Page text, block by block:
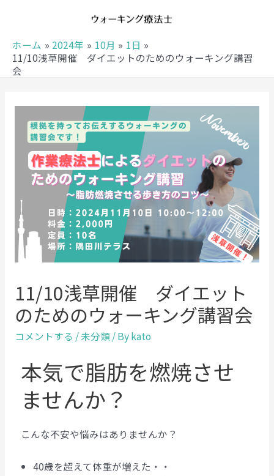
ホーム 2024年 10月
1日
11/10浅草開催 ダイエットのためのウォーキング講習
会
11/10浅草開催 ダイエット
のためのウォーキング講習会
コメントする /未分類/ Bykato
本気で脂肪を燃焼させ
ませんか？
こんな不安や悩みはありませんか？
40歳を超えて体重が増えた・・